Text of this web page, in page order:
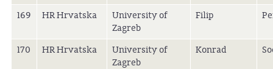
169 HR Hrvatska
University of
Zagreb
Filip
170 HR Hrvatska
University of
Zagreb
Konrad